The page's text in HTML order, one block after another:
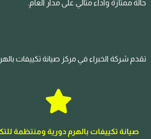
حالة ممتازة وأداء مثالي على مدار العام.
تقدم شركة الخبراء في مركز صيانة تكييفات
صيانة تكييفات بالهرم دورية ومنتظمة